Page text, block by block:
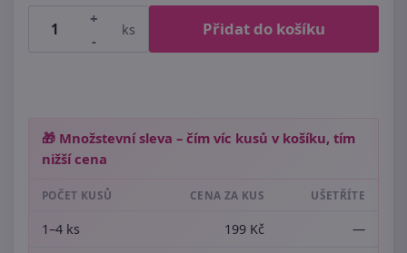
+
-
ks Přidat do košíku
🎁 Množstevní sleva – čím víc kusů v košíku, tím
nižší cena
POČET KUSŮ CENA ZA KUS UŠETŘÍTE
1–4 ks 199 Kč —